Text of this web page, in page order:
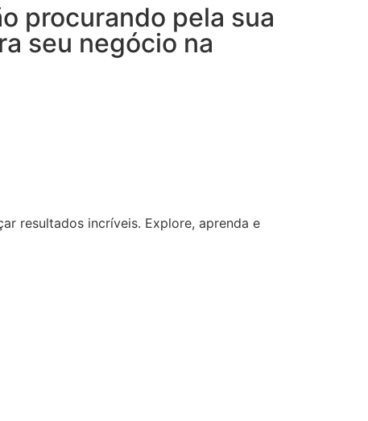
procurando pela sua
seu negócio na
resultados incríveis. Explore, aprenda e